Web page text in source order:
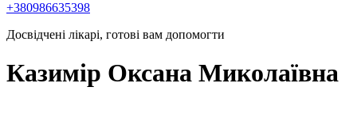
+380986635398
Досвідчені лікарі, готові вам допомогти
Казимір Оксана Миколаївна